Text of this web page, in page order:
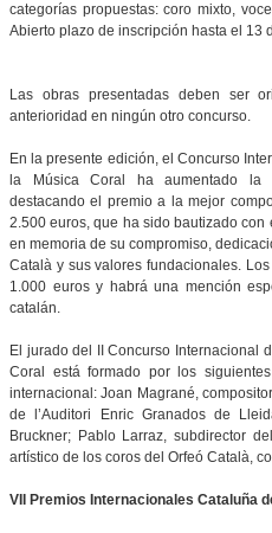
categorías propuestas: coro mixto,
Abierto plazo de inscripción hasta el 13
Las obras presentadas deben ser
anterioridad en ningún otro concurso.
En la presente edición, el Concurso
la Música Coral ha aumentado la
destacando el premio a la mejor
2.500 euros, que ha sido bautizado
en memoria de su compromiso,
Català y sus valores fundacionales.
1.000 euros y habrá una mención
catalán.
El jurado del II Concurso Internacional
Coral está formado por los
internacional: Joan Magrané,
de l’Auditori Enric Granados de
Bruckner; Pablo Larraz, subdirector
artístico de los coros del Orfeó Català,
VII Premios Internacionales Cataluña